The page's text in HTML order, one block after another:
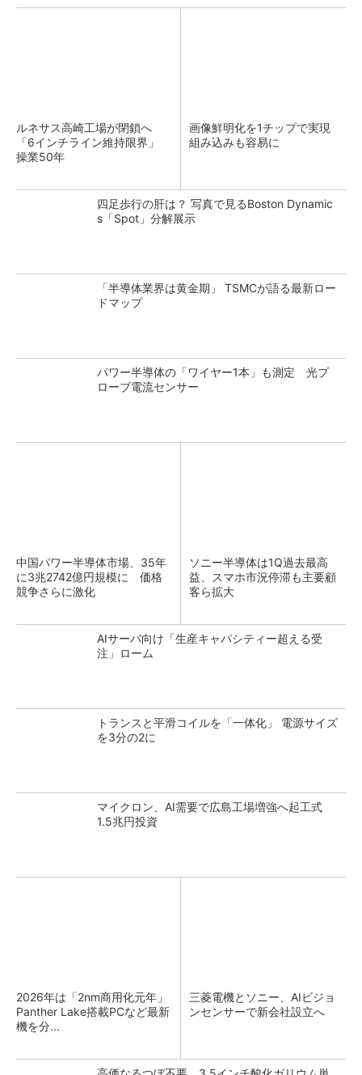
ルネサス高崎工場が閉鎖へ
「6インチライン維持限界」
操業50年
画像鮮明化を1チップで実現
組み込みも容易に
四足歩行の肝は？ 写真で見るBoston Dynamic
s「Spot」分解展示
「半導体業界は黄金期」 TSMCが語る最新ロー
ドマップ
パワー半導体の「ワイヤー1本」も測定 光プ
ローブ電流センサー
中国パワー半導体市場、35年
に3兆2742億円規模に 価格
競争さらに激化
ソニー半導体は1Q過去最高
益、スマホ市況停滞も主要顧
客ら拡大
AIサーバ向け「生産キャパシティー超える受
注」ローム
トランスと平滑コイルを「一体化」 電源サイズ
を3分の2に
マイクロン、AI需要で広島工場増強へ起工式
1.5兆円投資
2026年は「2nm商用化元年」
Panther Lake搭載PCなど最新
機を分...
三菱電機とソニー、AIビジョ
ンセンサーで新会社設立へ